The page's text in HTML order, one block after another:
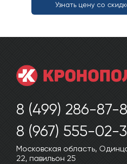
Узнать цену со
8 (499) 286-87-
8 (967) 555-02-
Московская область,
22, павильон 25